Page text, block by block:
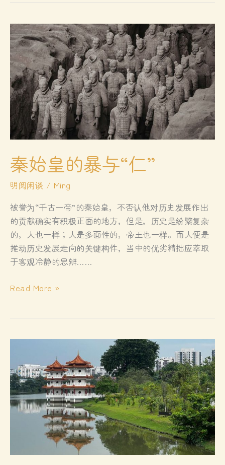
和
古
典
文
学
相
遇
秦始皇的暴与“仁”
明阅闲谈 / Ming
被誉为“千古一帝”的秦始皇，不否认他对历史发展作出
的贡献确实有积极正面的地方，但是，历史是纷繁复杂
的，人也一样；人是多面性的，帝王也一样。而人便是
推动历史发展走向的关键构件，当中的优劣精拙应萃取
于客观冷静的思辨……
秦
暴
Read More »